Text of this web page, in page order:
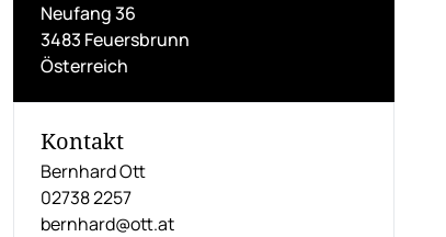
Neufang 36
3483 Feuersbrunn
Österreich
Kontakt
Bernhard Ott
02738 2257
bernhard@ott.at